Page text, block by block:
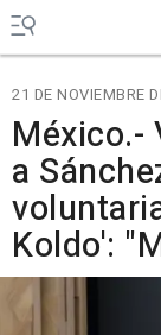
21 DE NOVIEMBRE
México.-
a
Koldo':